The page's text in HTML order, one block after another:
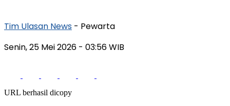
Tim Ulasan News - Pewarta
Senin, 25 Mei 2026 - 03:56 WIB
URL berhasil dicopy